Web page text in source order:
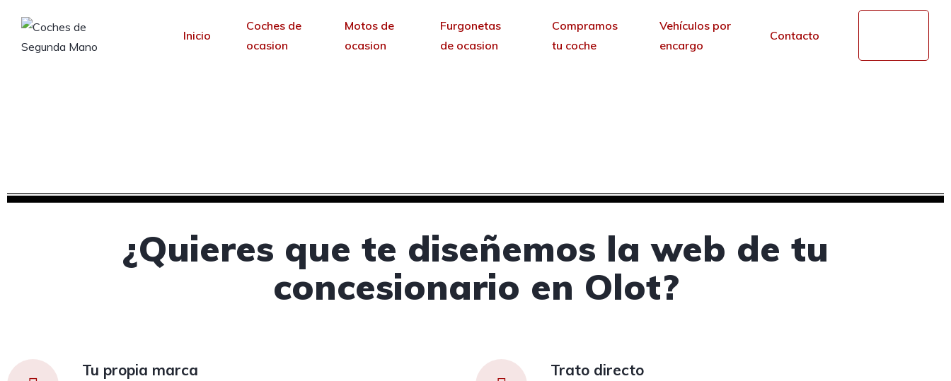
Inicio
Coches de
ocasion
Motos de
ocasion
Furgonetas
de ocasion
Compramos
tu coche
Vehículos por
encargo
Contacto
¿Quieres que te diseñemos la web de tu
concesionario en Olot?
Tu propia marca Trato directo